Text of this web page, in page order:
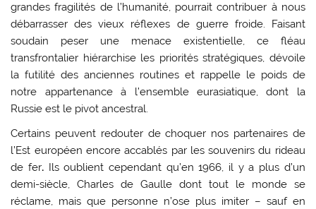
grandes fragilités de l’humanité, pourrait contribuer à nous
débarrasser des vieux réflexes de guerre froide. Faisant
soudain peser une menace existentielle, ce fléau
transfrontalier hiérarchise les priorités stratégiques, dévoile
la futilité des anciennes routines et rappelle le poids de
notre appartenance à l’ensemble eurasiatique, dont la
Russie est le pivot ancestral.
Certains peuvent redouter de choquer nos partenaires de
l’Est européen encore accablés par les souvenirs du rideau
de fer.Ils oublient cependant qu’en 1966, il y a plus d’un
demi-siècle, Charles de Gaulle dont tout le monde se
réclame, mais que personne n’ose plus imiter – sauf en